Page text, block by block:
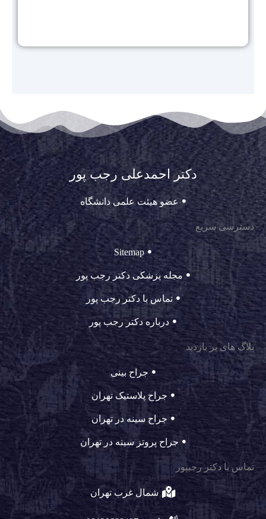
دکتر احمدعلی رجب پور
عضو هیئت علمی دانشگاه
دسترسی سریع
Sitemap
مجله پزشکی دکتر رجب پور
تماس با دکتر رجب پور
درباره دکتر رجب پور
بلاگ های پر بازدید
جراح بینی
جراح پلاستیک تهران
جراح سینه در تهران
جراح پروتز سینه در تهران
تماس با دکتر رجبپور
شمال غرب تهران